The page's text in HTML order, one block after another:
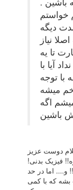
دیگه
نیاز
تا یه
آیا با
با توجه
میشه
اگه
دوست عزیز
فیزیک بدنی!
و.... اما در حد
بشه که با کمی